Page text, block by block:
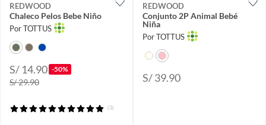
REDWOOD
Chaleco Pelos Bebe Niño
Por TOTTUS
S/ 14.90 -50%
S/ 29.90
(3)
REDWOOD
Conjunto 2P Animal Bebé
Niña
Por TOTTUS
S/ 39.90